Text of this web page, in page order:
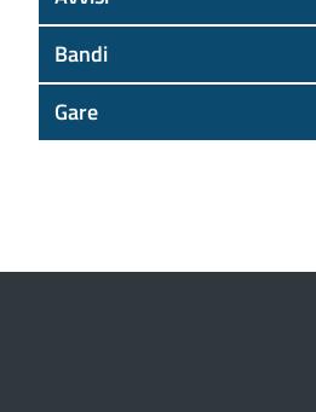
Bandi
Gare